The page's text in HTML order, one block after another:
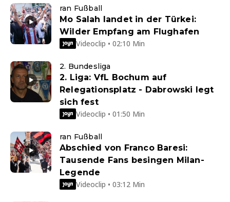
ran Fußball
Mo Salah landet in der Türkei:
Wilder Empfang am Flughafen
Videoclip • 02:10 Min
2. Bundesliga
2. Liga: VfL Bochum auf
Relegationsplatz - Dabrowski legt
sich fest
Videoclip • 01:50 Min
ran Fußball
Abschied von Franco Baresi:
Tausende Fans besingen Milan-
Legende
Videoclip • 03:12 Min